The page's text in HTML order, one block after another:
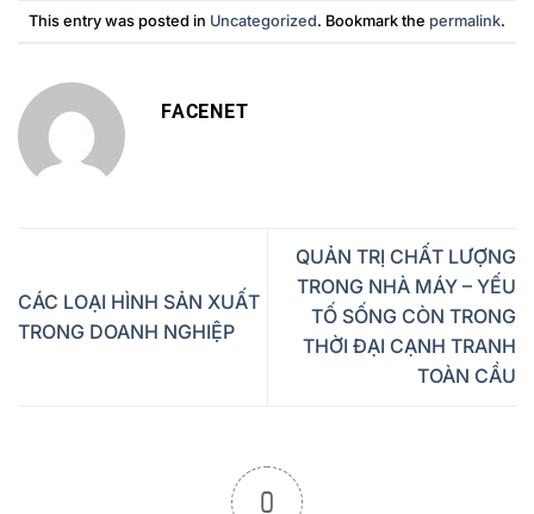
This entry was posted in Uncategorized. Bookmark the permalink.
FACENET
CÁC LOẠI HÌNH SẢN XUẤT
TRONG DOANH NGHIỆP
QUẢN TRỊ CHẤT LƯỢNG
TRONG NHÀ MÁY – YẾU
TỐ SỐNG CÒN TRONG
THỜI ĐẠI CẠNH TRANH
TOÀN CẦU
0